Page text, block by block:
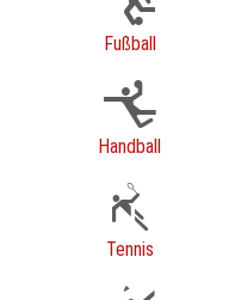
Fußball
Handball
Tennis